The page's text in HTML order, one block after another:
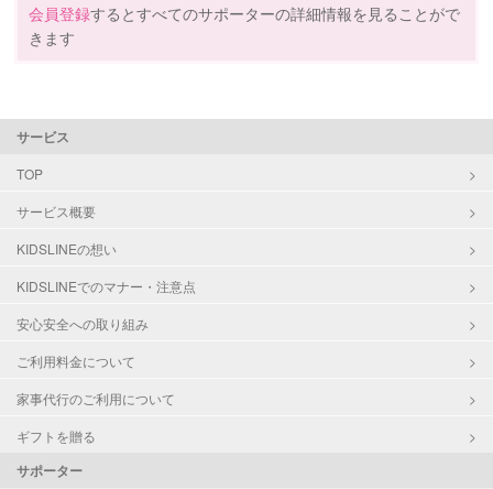
会員登録するとすべてのサポーターの詳細情報を見ることがで
きます
サービス
TOP
サービス概要
KIDSLINEの想い
KIDSLINEでのマナー・注意点
安心安全への取り組み
ご利用料金について
家事代行のご利用について
ギフトを贈る
サポーター